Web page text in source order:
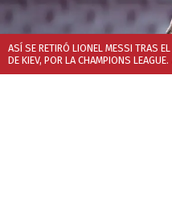
ASÍ SE RETIRÓ LIONEL MESSI TRAS
DE KIEV, POR LA CHAMPIONS